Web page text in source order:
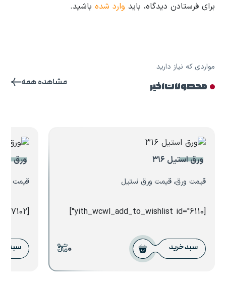
برای فرستادن دیدگاه، باید وارد شده باشید.
مواردی که نیاز دارید
محصولات اخیر مشاهده همه
ورق استیل ۳۱۶
قیمت ورق، قیمت ورق استیل
[yith_wcwl_add_to_wishlist id="6110"]
سبد خرید 0
ورق ۴۰ میل فولاد کاویان
قیمت
[yith_wcwl_add_to_wishlist id="7102"]
سبد